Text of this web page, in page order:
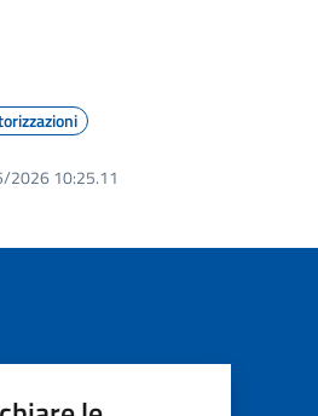
2026 10:25.11